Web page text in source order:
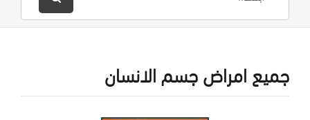
جميع امراض جسم الانسان